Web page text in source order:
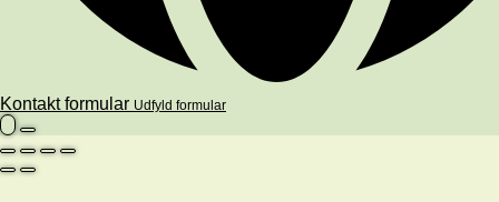
Kontakt formular Udfyld formular